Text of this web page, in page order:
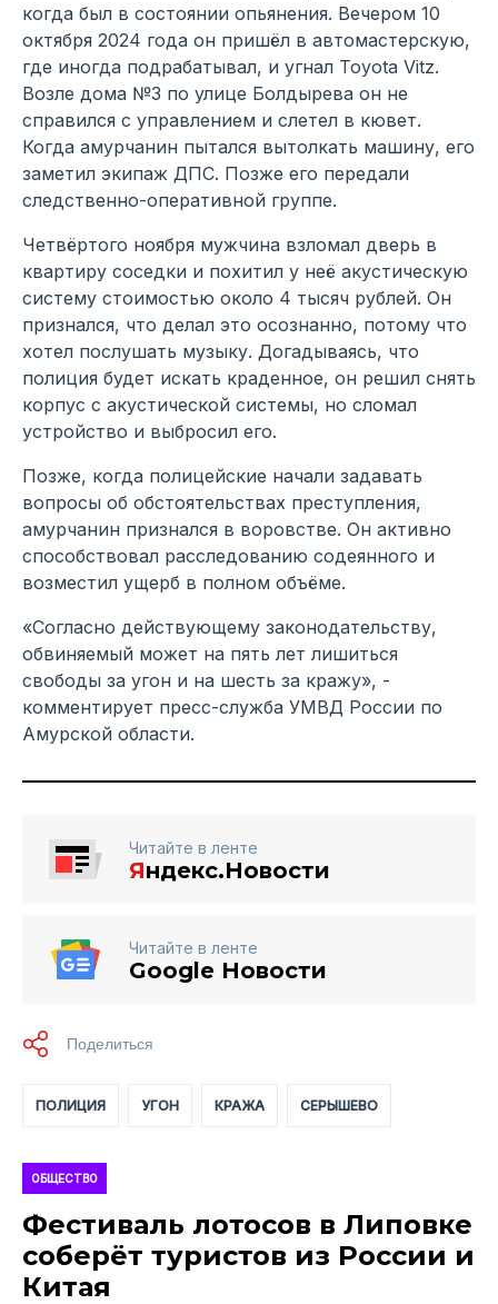
когда был в состоянии опьянения. Вечером 10
октября 2024 года он пришёл в автомастерскую,
где иногда подрабатывал, и угнал Toyota Vitz.
Возле дома №3 по улице Болдырева он не
справился с управлением и слетел в кювет.
Когда амурчанин пытался вытолкать машину, его
заметил экипаж ДПС. Позже его передали
следственно-оперативной группе.
Четвёртого ноября мужчина взломал дверь в
квартиру соседки и похитил у неё акустическую
систему стоимостью около 4 тысяч рублей. Он
признался, что делал это осознанно, потому что
хотел послушать музыку. Догадываясь, что
полиция будет искать краденное, он решил снять
корпус с акустической системы, но сломал
устройство и выбросил его.
Позже, когда полицейские начали задавать
вопросы об обстоятельствах преступления,
амурчанин признался в воровстве. Он активно
способствовал расследованию содеянного и
возместил ущерб в полном объёме.
«Согласно действующему законодательству,
обвиняемый может на пять лет лишиться
свободы за угон и на шесть за кражу», -
комментирует пресс-служба УМВД России по
Амурской области.
Читайте в ленте
Яндекс.Новости
Читайте в ленте
Google Новости
ПОЛИЦИЯ УГОН КРАЖА СЕРЫШЕВО
ОБЩЕСТВО
Фестиваль лотосов в Липовке
соберёт туристов из России и
Китая